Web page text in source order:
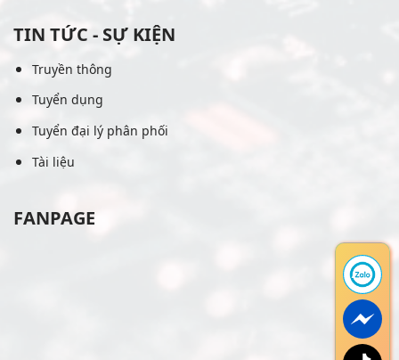
TIN TỨC - SỰ KIỆN
Truyền thông
Tuyển dụng
Tuyển đại lý phân phối
Tài liệu
FANPAGE